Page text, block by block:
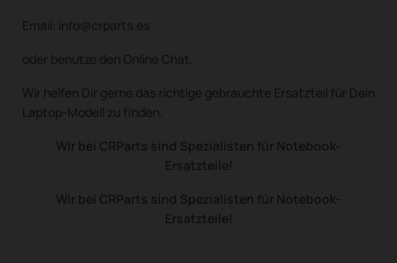
Email: info@crparts.es
oder benutze den Online Chat.
Wir helfen Dir gerne das richtige gebrauchte Ersatzteil für Dein
Laptop-Modell zu finden.
Wir bei CRParts sind Spezialisten für Notebook-
Ersatzteile!
Wir bei CRParts sind Spezialisten für Notebook-
Ersatzteile!